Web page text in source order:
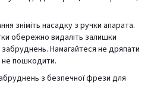
зніміть насадку з ручки апарата.
обережно видаліть залишки
забруднень. Намагайтеся не дряпати
пошкодити.
з безпечної фрези для